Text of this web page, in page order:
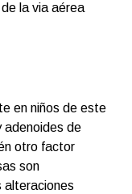
la via aérea
en niños de este
adenoides de
otro factor
son
alteraciones